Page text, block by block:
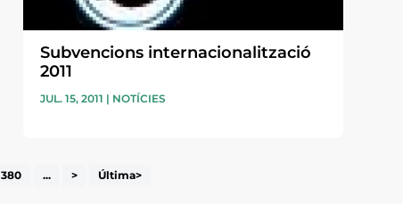
Subvencions internacionalització
2011
JUL. 15, 2011 | NOTÍCIES
380 ... > Última>